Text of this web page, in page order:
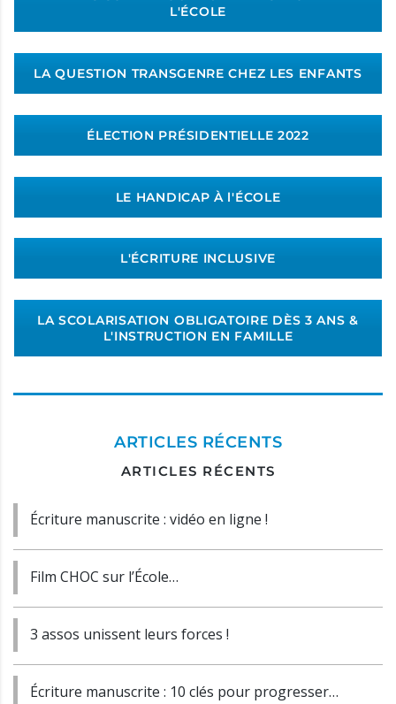
L'ÉCOLE
LA QUESTION TRANSGENRE CHEZ LES ENFANTS
ÉLECTION PRÉSIDENTIELLE 2022
LE HANDICAP À l'ÉCOLE
L'ÉCRITURE INCLUSIVE
LA SCOLARISATION OBLIGATOIRE DÈS 3 ANS &
L'INSTRUCTION EN FAMILLE
ARTICLES RÉCENTS
ARTICLES RÉCENTS
Écriture manuscrite : vidéo en ligne !
Film CHOC sur l’École…
3 assos unissent leurs forces !
Écriture manuscrite : 10 clés pour progresser…